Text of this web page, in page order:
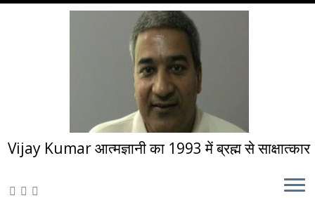
Vijay Kumar आत्मज्ञानी का 1993 में ब्रह्म से साक्षात्कार